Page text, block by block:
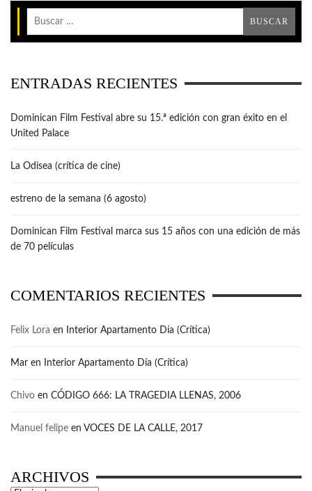
ENTRADAS RECIENTES
Dominican Film Festival abre su 15.ª edición con gran éxito en el
United Palace
La Odisea (crítica de cine)
estreno de la semana (6 agosto)
Dominican Film Festival marca sus 15 años con una edición de más
de 70 películas
COMENTARIOS RECIENTES
Felix Lora en Interior Apartamento Día (Crítica)
Mar en Interior Apartamento Día (Crítica)
Chivo en CÓDIGO 666: LA TRAGEDIA LLENAS, 2006
Manuel felipe en VOCES DE LA CALLE, 2017
ARCHIVOS